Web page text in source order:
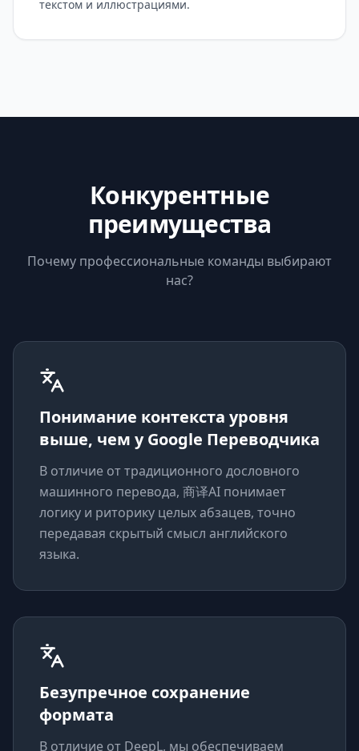
текстом и иллюстрациями.
Конкурентные
преимущества
Почему профессиональные команды выбирают
нас?
Понимание контекста уровня
выше, чем у Google Переводчика
В отличие от традиционного дословного
машинного перевода, 商译AI понимает
логику и риторику целых абзацев, точно
передавая скрытый смысл английского
языка.
Безупречное сохранение
формата
В отличие от DeepL, мы обеспечиваем